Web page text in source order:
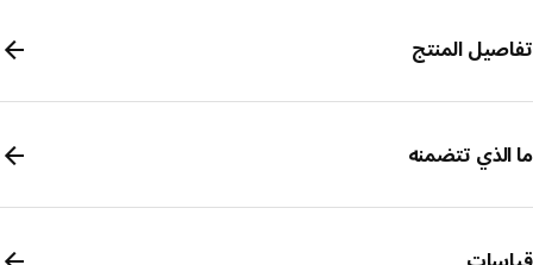
المنتج
تتضمنه